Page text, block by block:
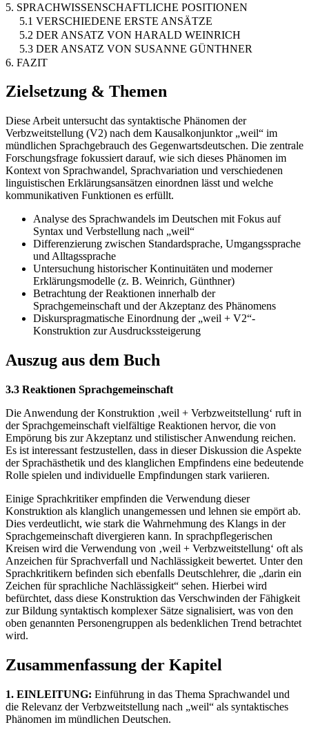
5. SPRACHWISSENSCHAFTLICHE POSITIONEN
5.1 VERSCHIEDENE ERSTE ANSÄTZE
5.2 DER ANSATZ VON HARALD WEINRICH
5.3 DER ANSATZ VON SUSANNE GÜNTHNER
6. FAZIT
Zielsetzung & Themen
Diese Arbeit untersucht das syntaktische Phänomen der
Verbzweitstellung (V2) nach dem Kausalkonjunktor „weil“ im
mündlichen Sprachgebrauch des Gegenwartsdeutschen. Die zentrale
Forschungsfrage fokussiert darauf, wie sich dieses Phänomen im
Kontext von Sprachwandel, Sprachvariation und verschiedenen
linguistischen Erklärungsansätzen einordnen lässt und welche
kommunikativen Funktionen es erfüllt.
Analyse des Sprachwandels im Deutschen mit Fokus auf
Syntax und Verbstellung nach „weil“
Differenzierung zwischen Standardsprache, Umgangssprache
und Alltagssprache
Untersuchung historischer Kontinuitäten und moderner
Erklärungsmodelle (z. B. Weinrich, Günthner)
Betrachtung der Reaktionen innerhalb der
Sprachgemeinschaft und der Akzeptanz des Phänomens
Diskurspragmatische Einordnung der „weil + V2“-
Konstruktion zur Ausdruckssteigerung
Auszug aus dem Buch
3.3 Reaktionen Sprachgemeinschaft
Die Anwendung der Konstruktion ‚weil + Verbzweitstellung‘ ruft in
der Sprachgemeinschaft vielfältige Reaktionen hervor, die von
Empörung bis zur Akzeptanz und stilistischer Anwendung reichen.
Es ist interessant festzustellen, dass in dieser Diskussion die Aspekte
der Sprachästhetik und des klanglichen Empfindens eine bedeutende
Rolle spielen und individuelle Empfindungen stark variieren.
Einige Sprachkritiker empfinden die Verwendung dieser
Konstruktion als klanglich unangemessen und lehnen sie empört ab.
Dies verdeutlicht, wie stark die Wahrnehmung des Klangs in der
Sprachgemeinschaft divergieren kann. In sprachpflegerischen
Kreisen wird die Verwendung von ‚weil + Verbzweitstellung‘ oft als
Anzeichen für Sprachverfall und Nachlässigkeit bewertet. Unter den
Sprachkritikern befinden sich ebenfalls Deutschlehrer, die „darin ein
Zeichen für sprachliche Nachlässigkeit“ sehen. Hierbei wird
befürchtet, dass diese Konstruktion das Verschwinden der Fähigkeit
zur Bildung syntaktisch komplexer Sätze signalisiert, was von den
oben genannten Personengruppen als bedenklichen Trend betrachtet
wird.
Zusammenfassung der Kapitel
1. EINLEITUNG: Einführung in das Thema Sprachwandel und
die Relevanz der Verbzweitstellung nach „weil“ als syntaktisches
Phänomen im mündlichen Deutschen.